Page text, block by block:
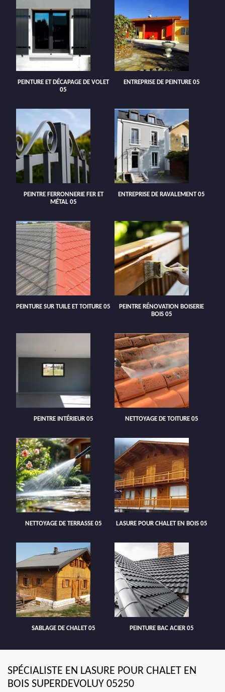
PEINTURE ET DÉCAPAGE DE VOLET
05
ENTREPRISE DE PEINTURE 05
PEINTRE FERRONNERIE FER ET
MÉTAL 05
ENTREPRISE DE RAVALEMENT 05
PEINTURE SUR TUILE ET TOITURE 05
PEINTRE RÉNOVATION BOISERIE
BOIS 05
PEINTRE INTÉRIEUR 05 NETTOYAGE DE TOITURE 05
NETTOYAGE DE TERRASSE 05 LASURE POUR CHALET EN BOIS 05
SABLAGE DE CHALET 05 PEINTURE BAC ACIER 05
SPÉCIALISTE EN LASURE POUR CHALET EN
BOIS SUPERDEVOLUY 05250